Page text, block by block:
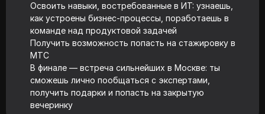
Освоить навыки, востребованные в ИТ: узнаешь,
как устроены бизнес-процессы, поработаешь в
команде над продуктовой задачей
Получить возможность попасть на стажировку в
МТС
В финале — встреча сильнейших в Москве: ты
сможешь лично пообщаться с экспертами,
получить подарки и попасть на закрытую
вечеринку